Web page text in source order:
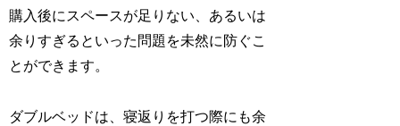
購入後にスペースが足りない、あるいは
余りすぎるといった問題を未然に防ぐこ
とができます。
ダブルベッドは、寝返りを打つ際にも余